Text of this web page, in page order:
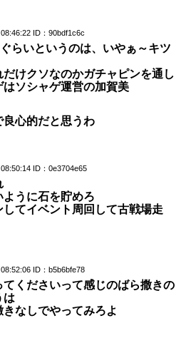
ID：90bdf1c6c
らいというのは、いやぁ～キツ
けクソなのかガチャピンを通し
ソシャゲ運営の加賀美
心的だと思うわ
ID：0e3704e65
うに石を貯めろ
てイベント周回して古戦場走
ID：b5b6bfe78
くださいって感じのばら撒きの
は
なしでやってみろよ